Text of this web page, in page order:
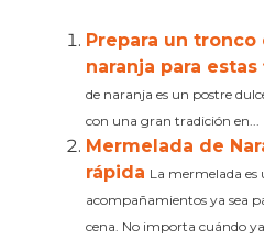
Prepara un
naranja para
de naranja es un postre
con una gran tradición en...
Mermelada de
rápida La mermelada es
acompañamientos ya sea
cena. No importa cuándo